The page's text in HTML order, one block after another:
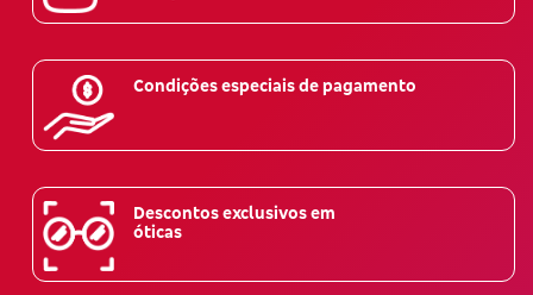
Condições especiais de pagamento
Descontos exclusivos em
óticas